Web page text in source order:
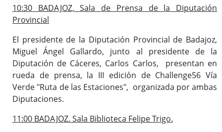
10:30 BADAJOZ, Sala de Prensa de la Diputación
Provincial
El presidente de la Diputación Provincial de Badajoz,
Miguel Ángel Gallardo, junto al presidente de la
Diputación de Cáceres, Carlos Carlos, presentan en
rueda de prensa, la III edición de Challenge56 Vía
Verde "Ruta de las Estaciones", organizada por ambas
Diputaciones.
11:00 BADAJOZ. Sala Biblioteca Felipe Trigo.